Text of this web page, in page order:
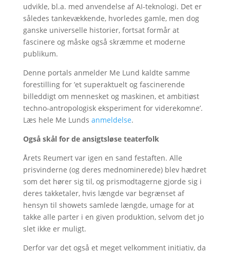
udvikle, bl.a. med anvendelse af AI-teknologi. Det er
således tankevækkende, hvorledes gamle, men dog
ganske universelle historier, fortsat formår at
fascinere og måske også skræmme et moderne
publikum.
Denne portals anmelder Me Lund kaldte samme
forestilling for ’et superaktuelt og fascinerende
billeddigt om mennesket og maskinen, et ambitiøst
techno-antropologisk eksperiment for viderekomne’.
Læs hele Me Lunds anmeldelse.
Også skål for de ansigtsløse teaterfolk
Årets Reumert var igen en sand festaften. Alle
prisvinderne (og deres mednominerede) blev hædret
som det hører sig til, og prismodtagerne gjorde sig i
deres takketaler, hvis længde var begrænset af
hensyn til showets samlede længde, umage for at
takke alle parter i en given produktion, selvom det jo
slet ikke er muligt.
Derfor var det også et meget velkomment initiativ, da